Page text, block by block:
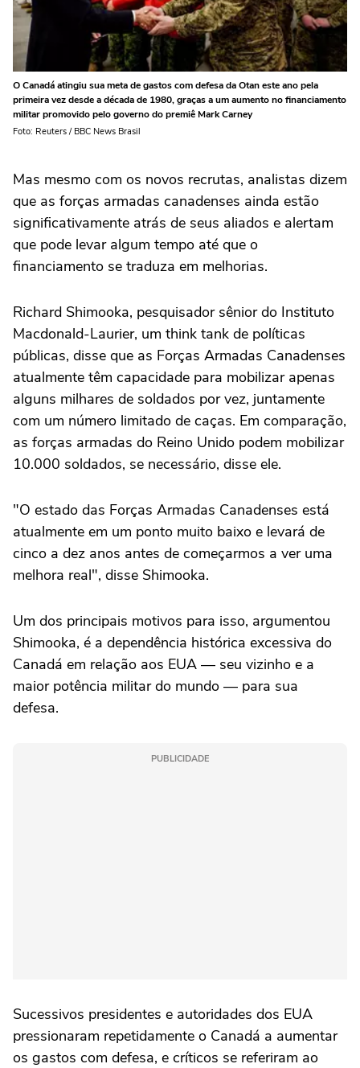
O Canadá atingiu sua meta de gastos com defesa da Otan este ano pela
primeira vez desde a década de 1980, graças a um aumento no financiamento
militar promovido pelo governo do premiê Mark Carney
Foto: Reuters / BBC News Brasil
Mas mesmo com os novos recrutas, analistas dizem
que as forças armadas canadenses ainda estão
significativamente atrás de seus aliados e alertam
que pode levar algum tempo até que o
financiamento se traduza em melhorias.
Richard Shimooka, pesquisador sênior do Instituto
Macdonald-Laurier, um think tank de políticas
públicas, disse que as Forças Armadas Canadenses
atualmente têm capacidade para mobilizar apenas
alguns milhares de soldados por vez, juntamente
com um número limitado de caças. Em comparação,
as forças armadas do Reino Unido podem mobilizar
10.000 soldados, se necessário, disse ele.
"O estado das Forças Armadas Canadenses está
atualmente em um ponto muito baixo e levará de
cinco a dez anos antes de começarmos a ver uma
melhora real", disse Shimooka.
Um dos principais motivos para isso, argumentou
Shimooka, é a dependência histórica excessiva do
Canadá em relação aos EUA — seu vizinho e a
maior potência militar do mundo — para sua
defesa.
PUBLICIDADE
Sucessivos presidentes e autoridades dos EUA
pressionaram repetidamente o Canadá a aumentar
os gastos com defesa, e críticos se referiram ao